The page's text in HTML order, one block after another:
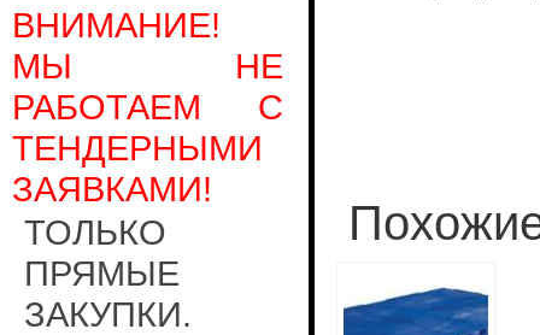
ВНИМАНИЕ!
МЫ НЕ
РАБОТАЕМ С
ТЕНДЕРНЫМИ
ЗАЯВКАМИ!
ТОЛЬКО
ПРЯМЫЕ
ЗАКУПКИ.